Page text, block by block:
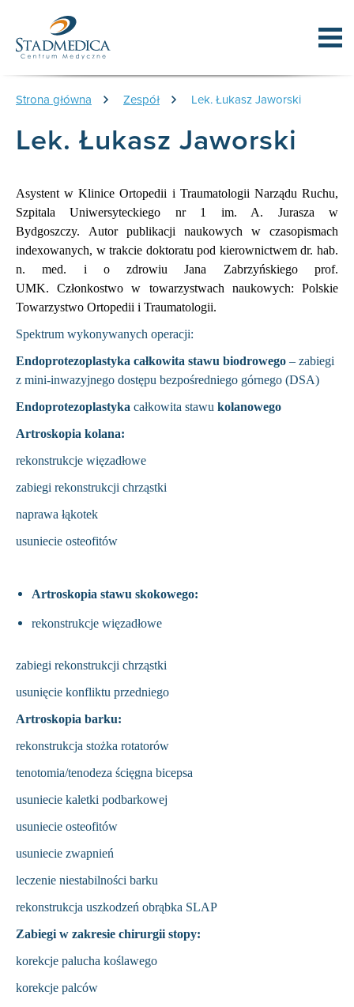
Strona główna Zespół Lek. Łukasz Jaworski
Lek. Łukasz Jaworski
Asystent w Klinice Ortopedii i Traumatologii Narządu Ruchu,
Szpitala Uniwersyteckiego nr 1 im. A. Jurasza w
Bydgoszczy. Autor publikacji naukowych w czasopismach
indexowanych, w trakcie doktoratu pod kierownictwem dr. hab.
n. med. i o zdrowiu Jana Zabrzyńskiego prof.
UMK.Członkostwo w towarzystwach naukowych: Polskie
Towarzystwo Ortopedii i Traumatologii.
Spektrum wykonywanych operacji:
Endoprotezoplastyka całkowita stawu biodrowego – zabiegi
z mini-inwazyjnego dostępu bezpośredniego górnego (DSA)
Endoprotezoplastyka całkowita stawu kolanowego
Artroskopia kolana:
rekonstrukcje więzadłowe
zabiegi rekonstrukcji chrząstki
naprawa łąkotek
usuniecie osteofitów
Artroskopia stawu skokowego:
rekonstrukcje więzadłowe
zabiegi rekonstrukcji chrząstki
usunięcie konfliktu przedniego
Artroskopia barku:
rekonstrukcja stożka rotatorów
tenotomia/tenodeza ścięgna bicepsa
usuniecie kaletki podbarkowej
usuniecie osteofitów
usuniecie zwapnień
leczenie niestabilności barku
rekonstrukcja uszkodzeń obrąbka SLAP
Zabiegi w zakresie chirurgii stopy:
korekcje palucha koślawego
korekcje palców